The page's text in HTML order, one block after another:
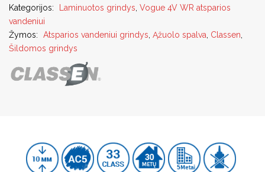
Kategorijos:
Laminuotos grindys Vogue 4V WR atsparios
vandeniui
Žymos:
Atsparios vandeniui grindys Ąžuolo spalva Classen
Šildomos grindys